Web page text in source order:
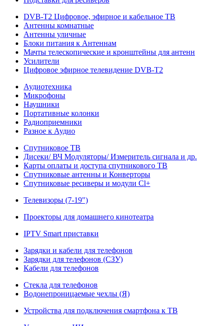
DVB-T2 Цифровое, эфирное и кабельное ТВ
Антенны комнатные
Антенны уличные
Блоки питания к Антеннам
Мачты телескопические и кронштейны для антенн
Усилители
Цифровое эфирное телевидение DVB-Т2
Аудиотехника
Микрофоны
Наушники
Портативные колонки
Радиоприемники
Разное к Аудио
Спутниковое ТВ
Дисеки/ ВЧ Модуляторы/ Измеритель сигнала и др.
Карты оплаты и доступа спутникового ТВ
Спутниковые антенны и Конверторы
Спутниковые ресиверы и модули Cl+
Телевизоры (7-19")
Проекторы для домашнего кинотеатра
IPTV Smart приставки
Зарядки и кабели для телефонов
Зарядки для телефонов (СЗУ)
Кабели для телефонов
Стекла для телефонов
Водонепроницаемые чехлы (Я)
Устройства для подключения смартфона к ТВ